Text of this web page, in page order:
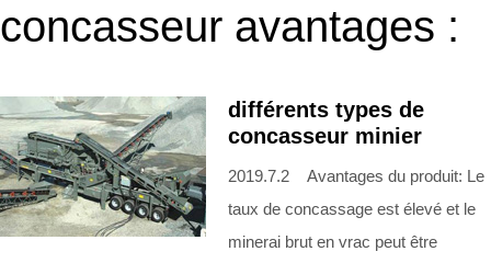
concasseur avantages :
différents types de
concasseur minier
2019.7.2 Avantages du produit: Le
taux de concassage est élevé et le
minerai brut en vrac peut être